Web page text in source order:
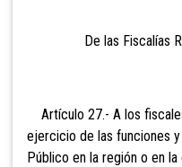
De las Fiscalías
Artículo 27.- A los
ejercicio de las funciones
Público en la región o en